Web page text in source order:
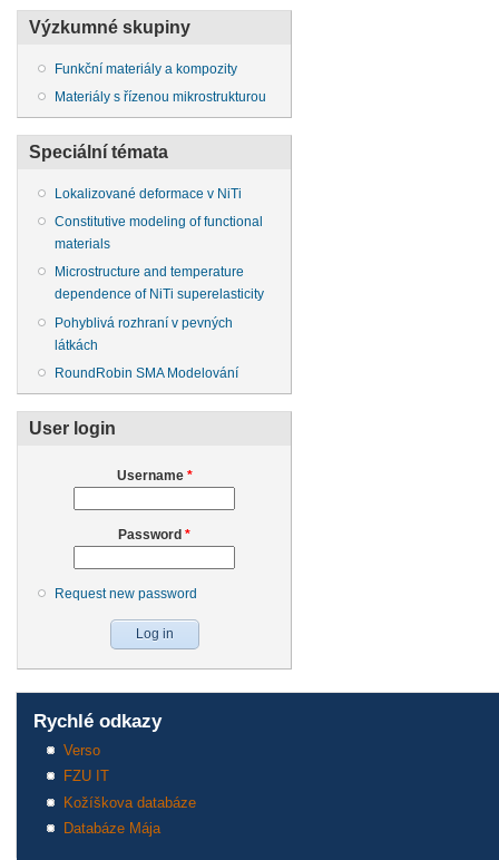
Výzkumné skupiny
Funkční materiály a kompozity
Materiály s řízenou mikrostrukturou
Speciální témata
Lokalizované deformace v NiTi
Constitutive modeling of functional
materials
Microstructure and temperature
dependence of NiTi superelasticity
Pohyblivá rozhraní v pevných
látkách
RoundRobin SMA Modelování
User login
Username *
Password *
Request new password
Rychlé odkazy
Verso
FZU IT
Kožíškova databáze
Databáze Mája